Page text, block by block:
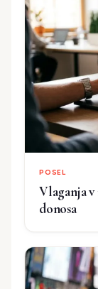
POSEL
Vlaganja
donosa